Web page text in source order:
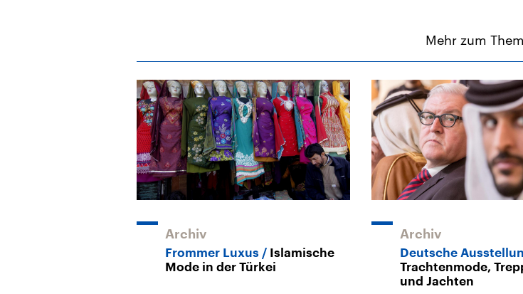
Mehr zum
Archiv
Frommer Luxus
Islamische
Mode in der Türkei
Archiv
Deutsche
Trachtenmode,
und Jachten